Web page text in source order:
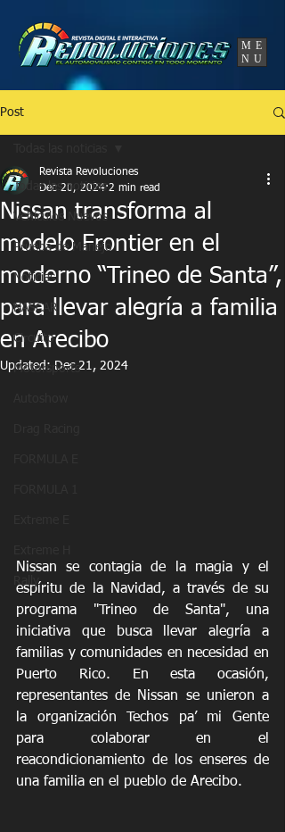
ME
NU
Post
Todas las noticias
Vehículos Nuevos
Prueba de Manejo
Noticias
NASCAR
Circuito
Motorsports
Rally
Nissan transforma al
modelo Frontier en el
moderno “Trineo de Santa”,
para llevar alegría a familia
en Arecibo
Revista Revoluciones
Dec 20, 2024 2 min read
Updated: Dec 21, 2024
Nissan se contagia de la magia y el
espíritu de la Navidad, a través de su
programa "Trineo de Santa", una
iniciativa que busca llevar alegría a
familias y comunidades en necesidad en
Puerto Rico. En esta ocasión,
representantes de Nissan se unieron a
la organización Techos pa’ mi Gente
para colaborar en el
reacondicionamiento de los enseres de
una familia en el pueblo de Arecibo.